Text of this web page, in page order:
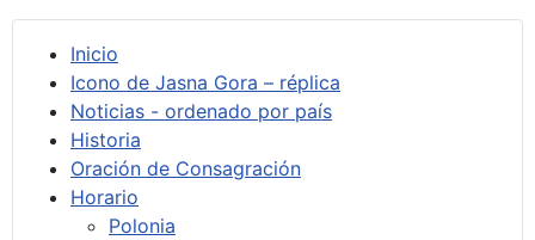
Inicio
Icono de Jasna Gora – réplica
Noticias - ordenado por país
Historia
Oración de Consagración
Horario
Polonia